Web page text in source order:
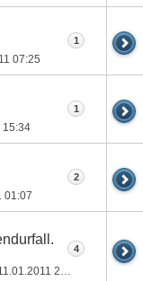
07:25
1
15:34
1
01:07
2
22:29
4